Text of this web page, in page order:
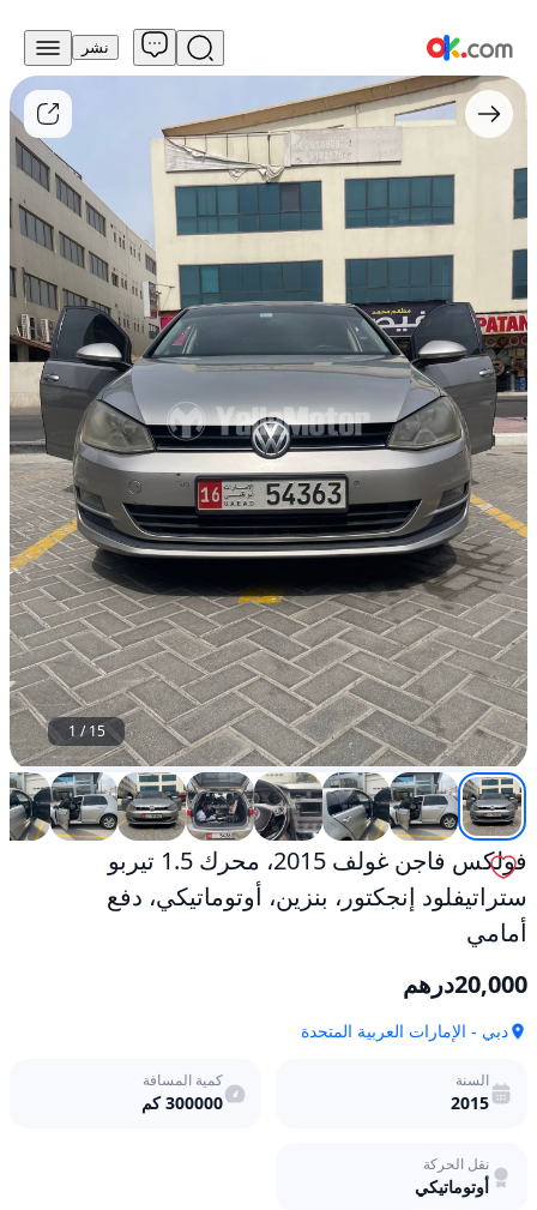
20,000
درهم
للبيع
فولكس
محرك
1.5
تيربو
ستراتيفلود
إنجكتور،
بنزين،
أوتوماتيكي،
دفع
أمامي
مستعمل
نشر
1/15
فولكس فاجن غولف 2015، محرك 1.5 تيربو
ستراتيفلود إنجكتور، بنزين، أوتوماتيكي، دفع
أمامي
20,000درهم
دبي - الإمارات العربية المتحدة
السنة
2015
كمية المسافة
300000كم
نقل الحركة
أوتوماتيكي